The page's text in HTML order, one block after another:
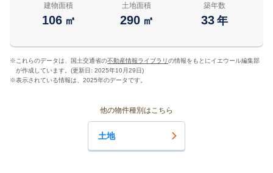
建物面積
106 ㎡
土地面積
290 ㎡
築年数
33 年
※ これらのデータは、国土交通省の不動産情報ライブラリの情報をもとにイエウール編集部
が作成しています。(更新日: 2025年10月29日)
※表示されている情報は、2025年のデータです。
他の物件種別はこちら
土地